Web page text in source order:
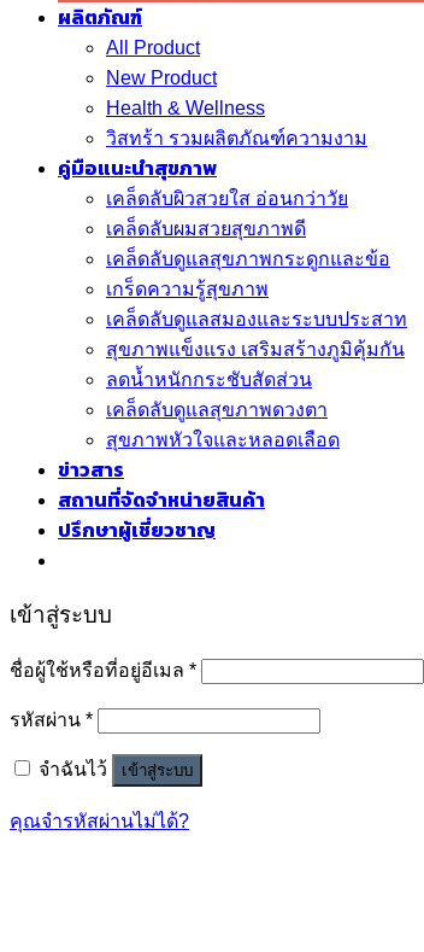
ผลิตภัณฑ์
All Product
New Product
Health & Wellness
วิสทร้า รวมผลิตภัณฑ์ความงาม
คู่มือแนะนำสุขภาพ
เคล็ดลับผิวสวยใส อ่อนกว่าวัย
เคล็ดลับผมสวยสุขภาพดี
เคล็ดลับดูแลสุขภาพกระดูกและข้อ
เกร็ดความรู้สุขภาพ
เคล็ดลับดูแลสมองและระบบประสาท
สุขภาพแข็งแรง เสริมสร้างภูมิคุ้มกัน
ลดน้ำหนักกระชับสัดส่วน
เคล็ดลับดูแลสุขภาพดวงตา
สุขภาพหัวใจและหลอดเลือด
ข่าวสาร
สถานที่จัดจำหน่ายสินค้า
ปรึกษาผู้เชี่ยวชาญ
เข้าสู่ระบบ
ชื่อผู้ใช้หรือที่อยู่อีเมล *
รหัสผ่าน *
จำฉันไว้ เข้าสู่ระบบ
คุณจำรหัสผ่านไม่ได้?